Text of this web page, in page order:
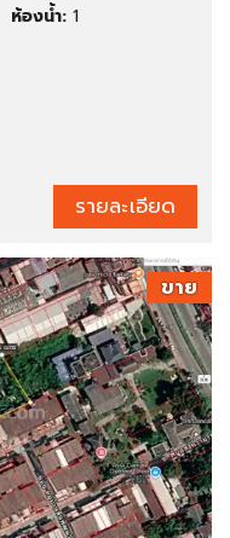
ห้องน้ำ: 1
รายละเอียด
ขาย